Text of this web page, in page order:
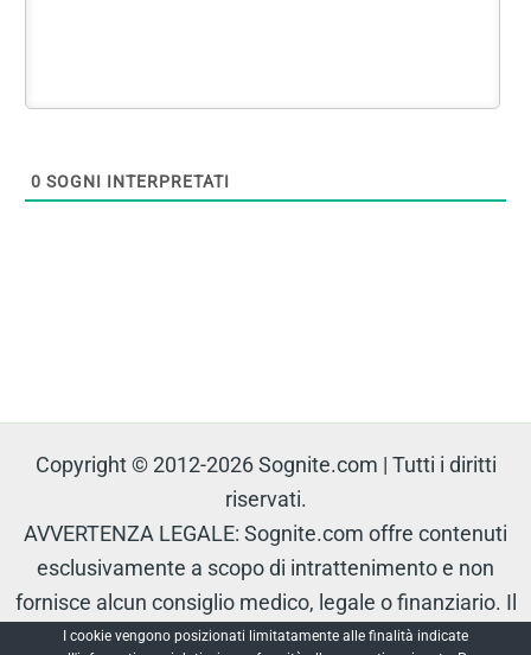
0 SOGNI INTERPRETATI
Copyright © 2012-2026 Sognite.com | Tutti i diritti
riservati.
AVVERTENZA LEGALE: Sognite.com offre contenuti
esclusivamente a scopo di intrattenimento e non
fornisce alcun consiglio medico, legale o finanziario. Il
contenuto è protetto e non può essere riprodotto senza
I cookie vengono posizionati limitatamente alle finalità indicate